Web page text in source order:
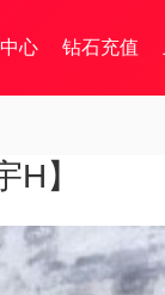
心 钻石充值
】